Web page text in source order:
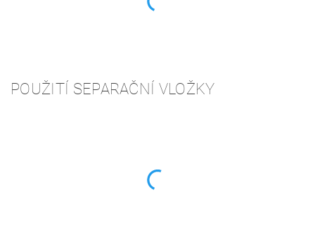
POUŽITÍ SEPARAČNÍ VLOŽKY